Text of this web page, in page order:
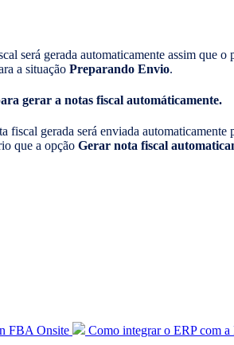
será gerada automaticamente assim que o
a situação Preparando Envio.
gerar a notas fiscal automáticamente.
fiscal gerada será enviada automaticamente
que a opção Gerar nota fiscal
FBA Onsite Como integrar o ERP com